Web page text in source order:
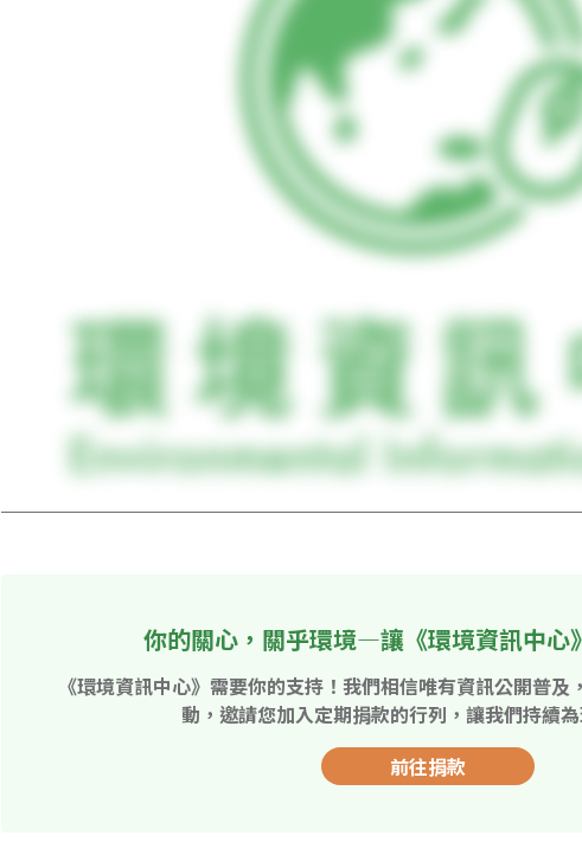
你的關心，關乎環境—讓《環境資訊中心
《環境資訊中心》需要你的支持！我們相信唯有資訊公開普
動，邀請您加入定期捐款的行列，讓我們持續為
前往捐款